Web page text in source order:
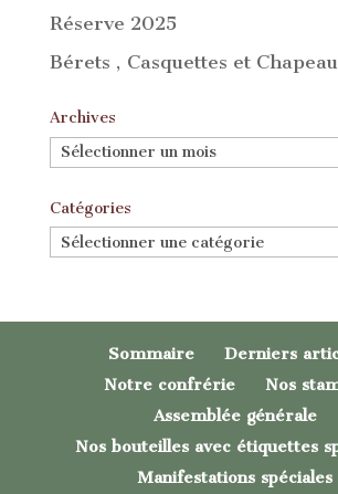
Réserve 2025
Bérets , Casquettes et
Archives
Archives
Catégories
Catégories
Sommaire
Derniers
Notre confrérie
Nos
Assemblée générale
Nos bouteilles avec étiquettes
Manifestations spéciales